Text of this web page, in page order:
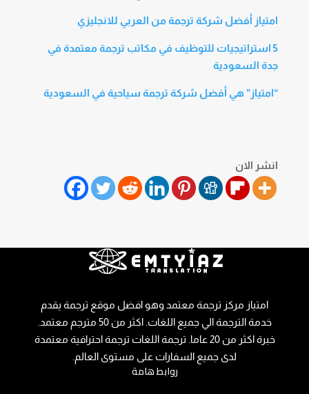
امتياز أفضل شركة ترجمة من العربي للانجليزي
5 استراتيجيات للتوظيف في مكاتب ترجمة معتمدة في
جدة السعودية
“امتياز” هي أفضل شركة ترجمة سياحية في السعودية
انشر الان
روابط هامة
امتياز مركز ترجمة معتمد وهو افضل موقع ترجمة يقدم
خدمة الترجمة الي جميع اللغات. اكثر من 50 مترجم معتمد.
خبرة اكثر من 20 عاما. ترجمة اللغات ترجمة احترافية معتمدة
لدى جميع السفارات على مستوى العالم.